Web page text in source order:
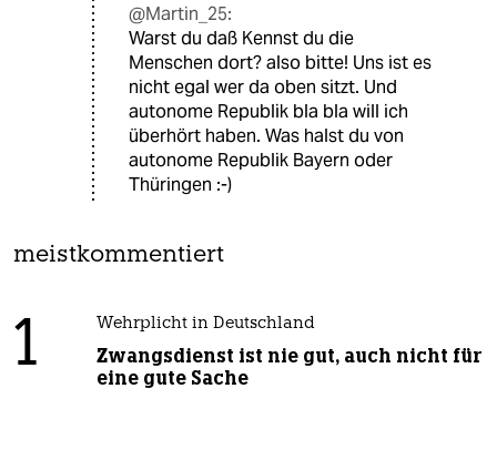
@Martin_25:
Warst du daß Kennst du die
Menschen dort? also bitte! Uns ist es
nicht egal wer da oben sitzt. Und
autonome Republik bla bla will ich
überhört haben. Was halst du von
autonome Republik Bayern oder
Thüringen :-)
meistkommentiert
1 Wehrplicht in Deutschland
Zwangsdienst ist nie gut, auch nicht für
eine gute Sache